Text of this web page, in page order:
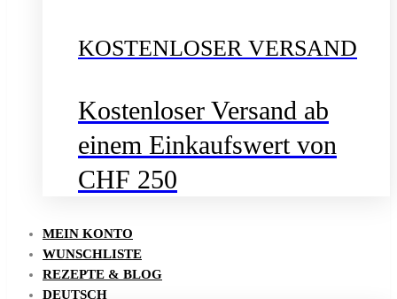
KOSTENLOSER VERSAND
Kostenloser Versand ab
einem Einkaufswert von
CHF 250
MEIN KONTO
WUNSCHLISTE
REZEPTE & BLOG
DEUTSCH